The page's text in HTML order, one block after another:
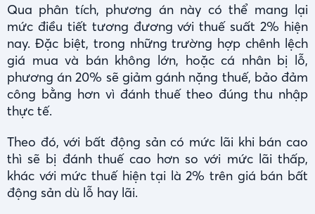
Qua phân tích, phương án này có thể mang lại
mức điều tiết tương đương với thuế suất 2% hiện
nay. Đặc biệt, trong những trường hợp chênh lệch
giá mua và bán không lớn, hoặc cá nhân bị lỗ,
phương án 20% sẽ giảm gánh nặng thuế, bảo đảm
công bằng hơn vì đánh thuế theo đúng thu nhập
thực tế.
Theo đó, với bất động sản có mức lãi khi bán cao
thì sẽ bị đánh thuế cao hơn so với mức lãi thấp,
khác với mức thuế hiện tại là 2% trên giá bán bất
động sản dù lỗ hay lãi.